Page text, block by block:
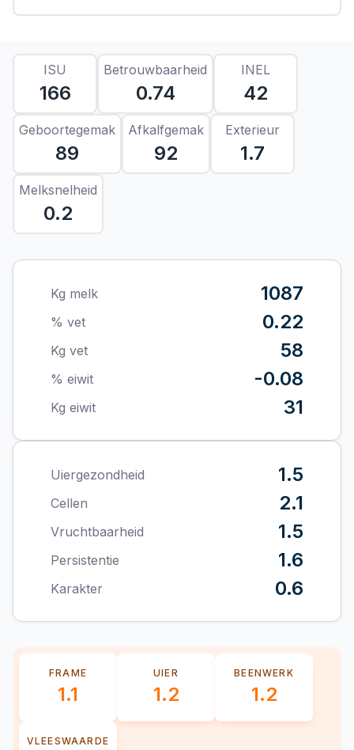
ISU
166
Betrouwbaarheid
0.74
INEL
42
Geboortegemak
89
Afkalfgemak
92
Exterieur
1.7
Melksnelheid
0.2
Kg melk 1087
% vet 0.22
Kg vet 58
% eiwit -0.08
Kg eiwit 31
Uiergezondheid 1.5
Cellen 2.1
Vruchtbaarheid 1.5
Persistentie 1.6
Karakter 0.6
FRAME
1.1
UIER
1.2
BEENWERK
1.2
VLEESWAARDE